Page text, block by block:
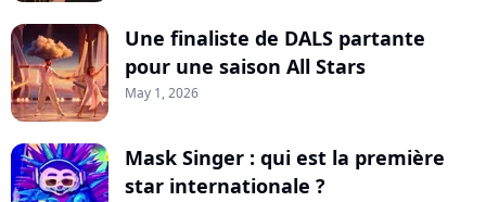
Une finaliste de DALS partante
pour une saison All Stars
May 1, 2026
Mask Singer : qui est la première
star internationale ?